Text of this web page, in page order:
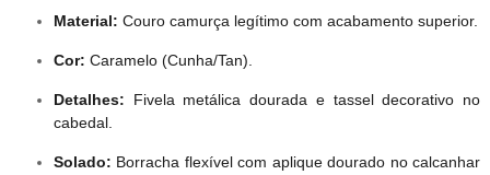
Material: Couro camurça legítimo com acabamento superior.
Cor: Caramelo (Cunha/Tan).
Detalhes: Fivela metálica dourada e tassel decorativo no
cabedal.
Solado: Borracha flexível com aplique dourado no calcanhar